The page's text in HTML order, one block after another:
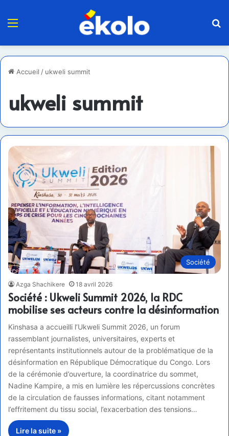
Menu
Accueil / ukweli summit
ukweli summit
Société
Azga Shachikere 18 avril 2026
Société : Ukweli Summit 2026, la RDC
mobilise ses acteurs contre la désinformation
Kinshasa a accueilli l’Ukweli Summit 2026, un forum
rassemblant journalistes, universitaires, experts et
représentants institutionnels autour de la problématique de la
désinformation en République Démocratique du Congo. Lors
de la cérémonie d’ouverture, la coordinatrice du sommet,
Nadine Kampire, a mis en lumière les répercussions concrètes
de la circulation de fausses informations, citant notamment
l’effritement du tissu social, l’exacerbation des tensions…
Lire la suite »